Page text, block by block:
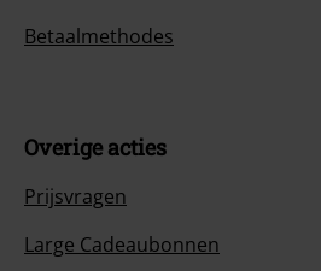
Betaalmethodes
Overige acties
Prijsvragen
Large Cadeaubonnen